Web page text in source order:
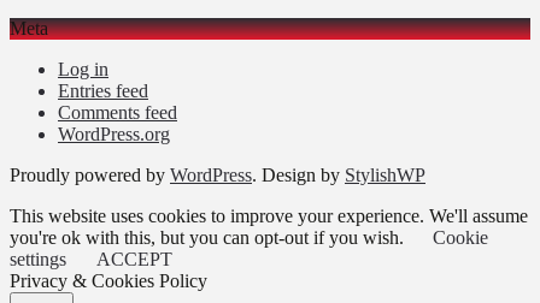
Meta
Log in
Entries feed
Comments feed
WordPress.org
Proudly powered by WordPress. Design by StylishWP
This website uses cookies to improve your experience. We'll assume
you're ok with this, but you can opt-out if you wish.
Cookie
settings
ACCEPT
Privacy & Cookies Policy